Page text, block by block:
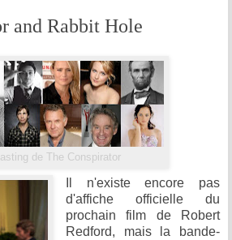
and Rabbit Hole
de The Conspirator
Il n'existe encore pas
d'affiche officielle du
prochain film de Robert
Redford, mais la bande-